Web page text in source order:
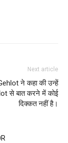
Next article
ने कहा की उन्हें
से बात करने में कोई
दिक्कत नहीं है।